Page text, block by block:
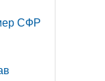
СФР